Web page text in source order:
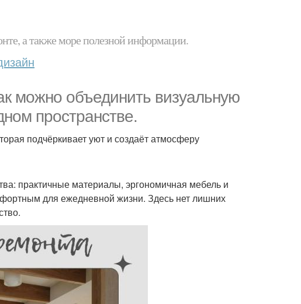
а также море полезной информации.
можно объединить визуальную
пространстве.
подчёркивает уют и создаёт атмосферу
практичные материалы, эргономичная мебель и
для ежедневной жизни. Здесь нет лишних